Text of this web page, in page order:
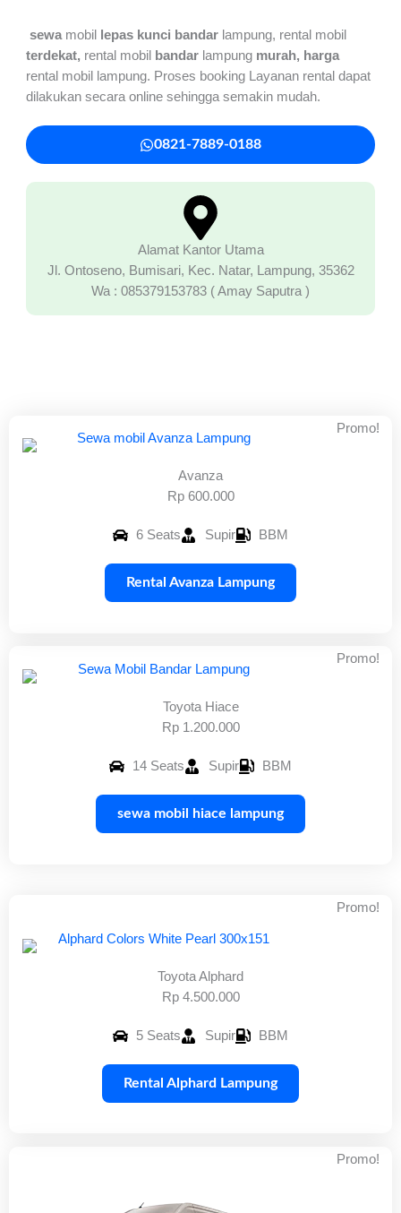
sewamobil lepas kunci bandar lampung, rental mobil
terdekat, rental mobil bandar lampung murah, harga
rental mobil lampung. Proses booking Layanan rental dapat
dilakukan secara online sehingga semakin mudah.
0821-7889-0188
Alamat Kantor Utama
Jl. Ontoseno, Bumisari, Kec. Natar, Lampung, 35362
Wa : 085379153783 ( Amay Saputra )
Avanza
Rp 600.000
6 Seats Supir BBM
Rental Avanza Lampung
Promo!
Toyota Hiace
Rp 1.200.000
14 Seats Supir BBM
sewa mobil hiace lampung
Promo!
Toyota Alphard
Rp 4.500.000
5 Seats Supir BBM
Rental Alphard Lampung
Promo!
Promo!